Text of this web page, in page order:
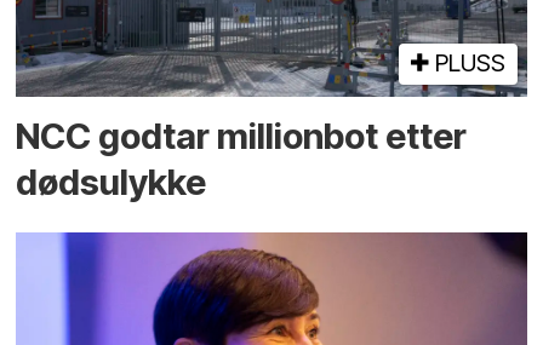
PLUSS
NCC godtar millionbot etter
dødsulykke